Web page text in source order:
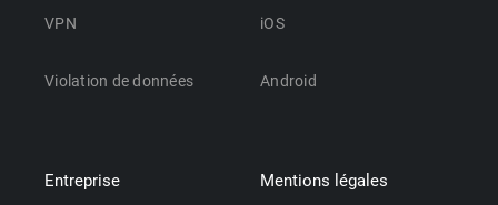
VPN
Violation de données
iOS
Android
Entreprise Mentions légales